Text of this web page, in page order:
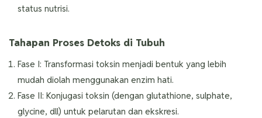
status nutrisi.
Tahapan Proses Detoks di Tubuh
Fase I: Transformasi toksin menjadi bentuk yang lebih
mudah diolah menggunakan enzim hati.
Fase II: Konjugasi toksin (dengan glutathione, sulphate,
glycine, dll) untuk pelarutan dan ekskresi.